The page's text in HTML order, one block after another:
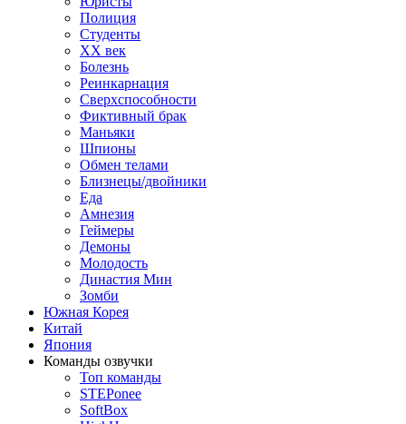
Полиция
Студенты
ХХ век
Болезнь
Реинкарнация
Сверхспособности
Фиктивный брак
Маньяки
Шпионы
Обмен телами
Близнецы/двойники
Еда
Амнезия
Геймеры
Демоны
Молодость
Династия Мин
Зомби
Южная Корея
Китай
Япония
Команды озвучки
Топ команды
STEPonee
SoftBox